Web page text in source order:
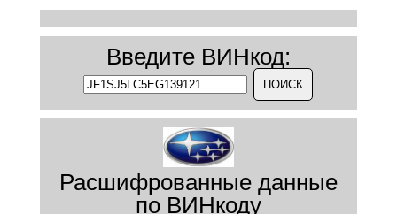
Введите ВИНкод:
Расшифрованные данные
по ВИНкоду